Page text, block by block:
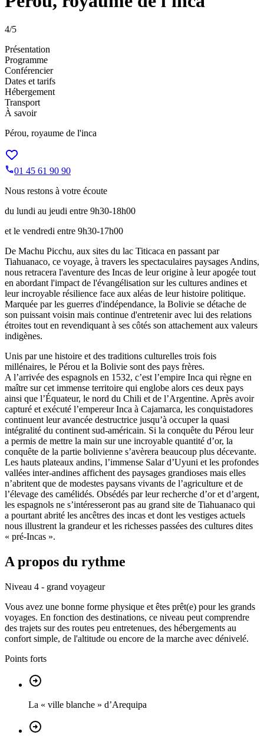
4/5
Présentation
Programme
Conférencier
Dates et tarifs
Hébergement
Transport
À savoir
Pérou, royaume de l'inca
01 45 61 90 90
Nous restons à votre écoute
du lundi au jeudi entre 9h30-18h00
et le vendredi entre 9h30-17h00
De Machu Picchu, aux sites du lac Titicaca en passant par
Tiahuanaco, ce voyage, à travers les spectaculaires paysages Andins,
nous retracera l'aventure des Incas de leur origine à leur apogée tout
en abordant l'impact de l'évangélisation sur les cultures andines et
leur incroyable résilience face aux aléas de leur histoire politique.
Marquée par les guerres d'indépendance, la Bolivie se détache de
son puissant voisin mais continue d'entretenir avec lui des relations
étroites tout en revendiquant à ses côtés son attachement aux valeurs
indigènes.
Unis par une histoire et des traditions culturelles trois fois
millénaires, le Pérou et la Bolivie sont des pays frères.
A l’arrivée des espagnols en 1532, c’est l’empire Inca qui règne en
maître sur cet immense territoire qui englobe alors ces deux pays
ainsi que l’Équateur, le nord du Chili et de l’Argentine. Après avoir
capturé et exécuté l’empereur Inca à Cajamarca, les conquistadores
continuent leur avancée destructrice jusqu’à occuper la quasi
intégralité du continent sud-américain. Si la conquête du Pérou leur
a permis de mettre la main sur une incroyable quantité d’or, la
conquête de la partie bolivienne s’avèrera beaucoup plus décevante.
Les hauts plateaux andins, l’immense Salar d’Uyuni et les profondes
vallées inter-andines affichent des paysages grandioses mais elles
n’abritent que de modestes paysans vivants de l’agriculture et de
l’élevage des camélidés. Obsédés par leur recherche d’or et d’argent,
les espagnols ne s’intéresseront pas au grand site de Tiahuanaco qui
a pourtant abrité les ancêtres des incas et dont les vestiges actuels
nous illustrent la grandeur et les richesses passées des cultures dites
« pré-Incas ».
A propos du rythme
Niveau 4 - grand voyageur
Vous avez une bonne forme physique et êtes prêt(e) pour les grands
voyages. En fonction des destinations, ce niveau peut comprendre
des trajets sur des routes peu entretenues, des hébergements au
confort simple, de l'altitude ou encore de la marche avec dénivelé.
Points forts
La « ville blanche » d’Arequipa